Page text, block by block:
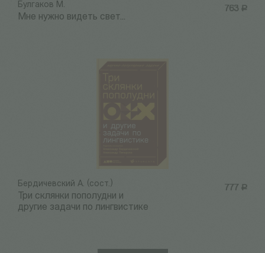
763 Р
Булгаков М.
Мне нужно видеть свет...
777 Р
Бердичевский А. (сост.)
Три склянки пополудни и
другие задачи по лингвистике